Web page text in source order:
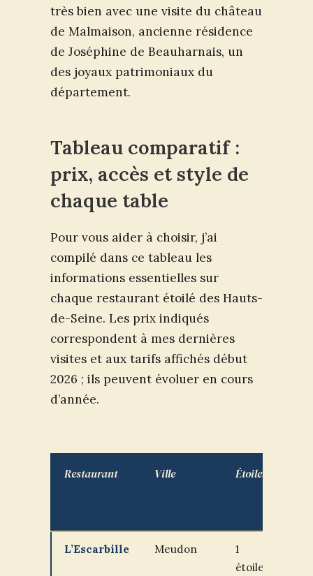
très bien avec une visite du château
de Malmaison, ancienne résidence
de Joséphine de Beauharnais, un
des joyaux patrimoniaux du
département.
Tableau comparatif :
prix, accès et style de
chaque table
Pour vous aider à choisir, j’ai
compilé dans ce tableau les
informations essentielles sur
chaque restaurant étoilé des Hauts-
de-Seine. Les prix indiqués
correspondent à mes dernières
visites et aux tarifs affichés début
2026 ; ils peuvent évoluer en cours
d’année.
Restaurant Ville Étoiles
L’Escarbille Meudon
1
étoile